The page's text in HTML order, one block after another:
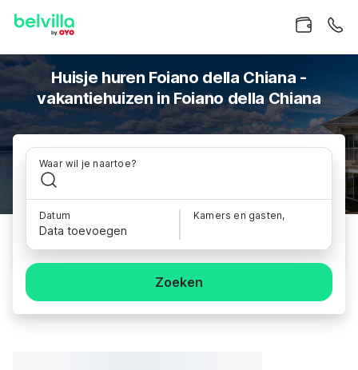
Huisje huren Foiano della Chiana -
vakantiehuizen in Foiano della Chiana
Waar wil je naartoe?
Datum
Data toevoegen
Kamers en gasten,
Zoeken